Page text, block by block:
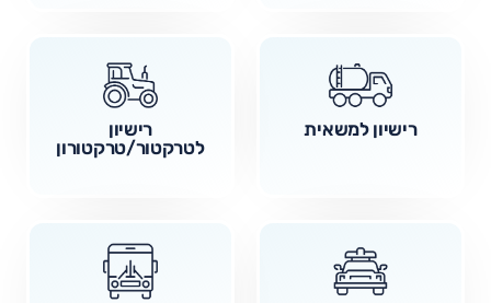
רישיון למשאית
רישיון
לטרקטור/טרקטורון